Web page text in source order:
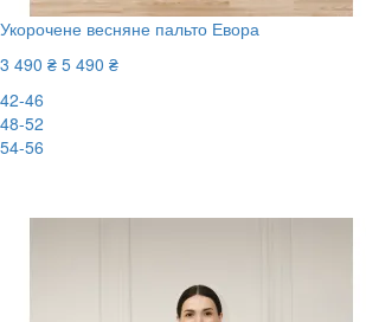
Укорочене весняне пальто Евора
3 490 ₴ 5 490 ₴
42-46
48-52
54-56